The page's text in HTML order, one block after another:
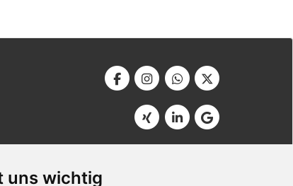
uns wichtig